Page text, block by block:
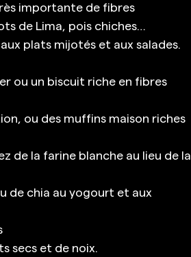
importante de fibres
de Lima, pois chiches…
plats mijotés et aux salades.
ou un biscuit riche en fibres
ou des muffins maison riches
de la farine blanche au lieu de la
de chia au yogourt et aux
secs et de noix.